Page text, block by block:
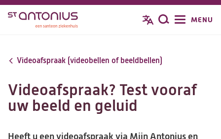
Overslaan
inhoud
Zoeken
MENU
Videoafspraak (videobellen of beeldbellen)
Videoafspraak? Test vooraf
uw beeld en geluid
Heeft u een videoafspraak via Mijn Antonius en